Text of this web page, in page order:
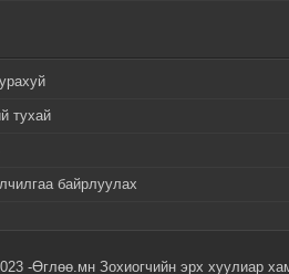
тухай
байрлуулах
-Өглөө.мн Зохиогчийн эрх хуулиар